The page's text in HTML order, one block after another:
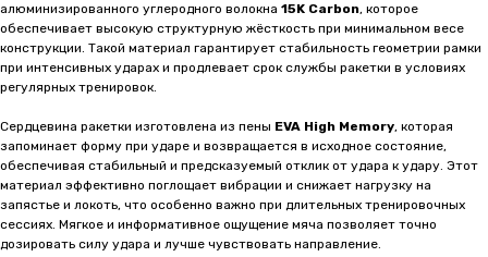
алюминизированного углеродного волокна 15K Carbon, которое
обеспечивает высокую структурную жёсткость при минимальном весе
конструкции. Такой материал гарантирует стабильность геометрии рамки
при интенсивных ударах и продлевает срок службы ракетки в условиях
регулярных тренировок.
Сердцевина ракетки изготовлена из пены EVA High Memory, которая
запоминает форму при ударе и возвращается в исходное состояние,
обеспечивая стабильный и предсказуемый отклик от удара к удару. Этот
материал эффективно поглощает вибрации и снижает нагрузку на
запястье и локоть, что особенно важно при длительных тренировочных
сессиях. Мягкое и информативное ощущение мяча позволяет точно
дозировать силу удара и лучше чувствовать направление.